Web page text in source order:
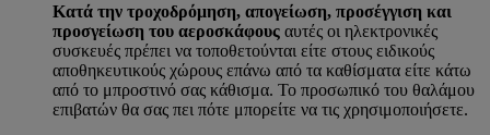
Κατά την τροχοδρόμηση, απογείωση, προσέγγιση και
προσγείωση του αεροσκάφους αυτές οι ηλεκτρονικές
συσκευές πρέπει να τοποθετούνται είτε στους ειδικούς
αποθηκευτικούς χώρους επάνω από τα καθίσματα είτε κάτω
από το μπροστινό σας κάθισμα. Το προσωπικό του θαλάμου
επιβατών θα σας πει πότε μπορείτε να τις χρησιμοποιήσετε.